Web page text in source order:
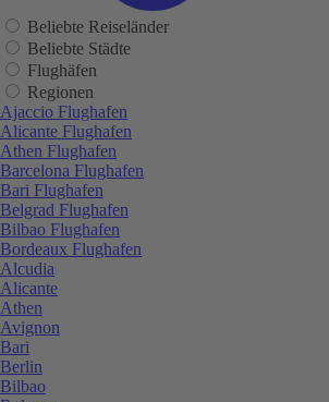
Beliebte Reiseländer
Beliebte Städte
Flughäfen
Regionen
Ajaccio Flughafen
Alicante Flughafen
Athen Flughafen
Barcelona Flughafen
Bari Flughafen
Belgrad Flughafen
Bilbao Flughafen
Bordeaux Flughafen
Alcudia
Alicante
Athen
Avignon
Bari
Berlin
Bilbao